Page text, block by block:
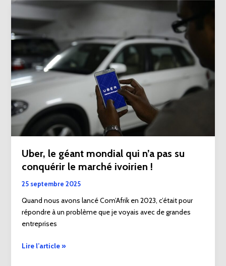
Uber, le géant mondial qui n’a pas su
conquérir le marché ivoirien !
25 septembre 2025
Quand nous avons lancé Com’Afrik en 2023, c’était pour
répondre à un problème que je voyais avec de grandes
entreprises
Uber,
le
géant
mondial
n’a
pas
su
conquérir
le
marché
ivoirien
Lire l’article »